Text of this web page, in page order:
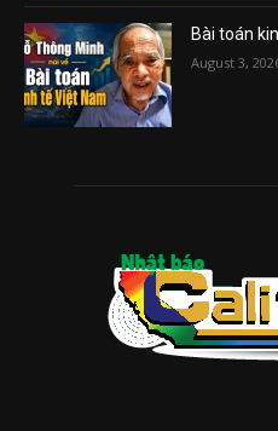
Bài toán
August 3,